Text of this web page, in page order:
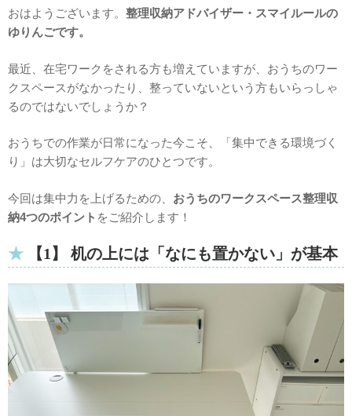
おはようございます。 整理収納アドバイザー・スマイルールの
ゆりんごです。
最近、在宅ワークをされる方も増えていますが、おうちのワー
クスペースがなかったり、整っていないという方もいらっしゃ
るのではないでしょうか？
おうちでの作業が日常になった今こそ、「集中できる環境づく
り」は大切なセルフケアのひとつです。
今回は集中力を上げるための、 おうちのワークスペース整理収
納4つのポイント をご紹介します！
【1】 机の上には「なにも置かない」が基本